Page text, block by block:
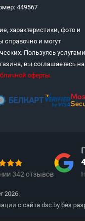
449567
характеристики, фото и
справочно и могут
Пользуясь услугами
вы соглашаетесь на
оферты.
342 отзывов
2026.
с сайта dsc.by без